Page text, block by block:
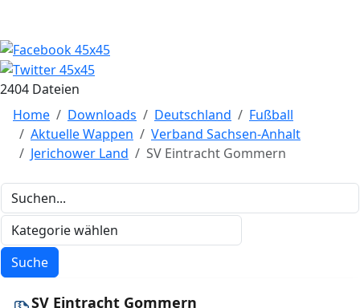
2404 Dateien
Home
Downloads Deutschland
Fußball
Aktuelle Wappen
Verband Sachsen-Anhalt
Jerichower Land
SV Eintracht Gommern
SV Eintracht Gommern